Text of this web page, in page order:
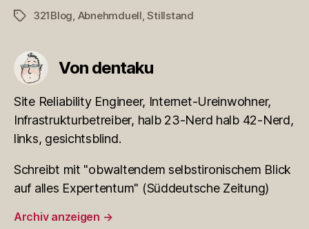
Schlagwörter
321Blog, Abnehmduell,Stillstand
Von dentaku
Site Reliability Engineer, Internet-Ureinwohner,
Infrastrukturbetreiber, halb 23-Nerd halb 42-Nerd,
links, gesichtsblind.
Schreibt mit "obwaltendem selbstironischem Blick
auf alles Expertentum" (Süddeutsche Zeitung)
Archiv anzeigen →